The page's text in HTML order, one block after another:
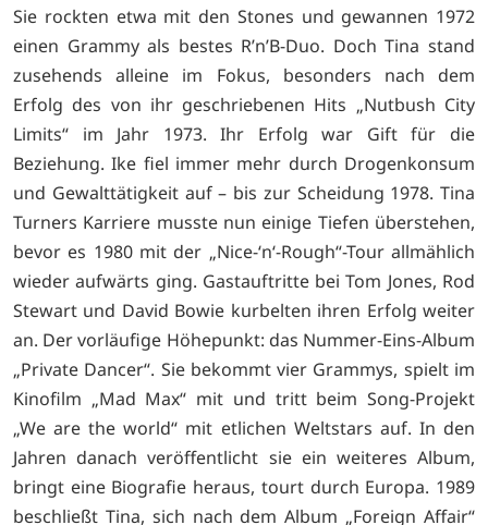
Sie rockten etwa mit den Stones und gewannen 1972
einen Grammy als bestes R’n’B-Duo. Doch Tina stand
zusehends alleine im Fokus, besonders nach dem
Erfolg des von ihr geschriebenen Hits „Nutbush City
Limits“ im Jahr 1973. Ihr Erfolg war Gift für die
Beziehung. Ike fiel immer mehr durch Drogenkonsum
und Gewalttätigkeit auf – bis zur Scheidung 1978. Tina
Turners Karriere musste nun einige Tiefen überstehen,
bevor es 1980 mit der „Nice-‘n‘-Rough“-Tour allmählich
wieder aufwärts ging. Gastauftritte bei Tom Jones, Rod
Stewart und David Bowie kurbelten ihren Erfolg weiter
an. Der vorläufige Höhepunkt: das Nummer-Eins-Album
„Private Dancer“. Sie bekommt vier Grammys, spielt im
Kinofilm „Mad Max“ mit und tritt beim Song-Projekt
„We are the world“ mit etlichen Weltstars auf. In den
Jahren danach veröffentlicht sie ein weiteres Album,
bringt eine Biografie heraus, tourt durch Europa. 1989
beschließt Tina, sich nach dem Album „Foreign Affair“